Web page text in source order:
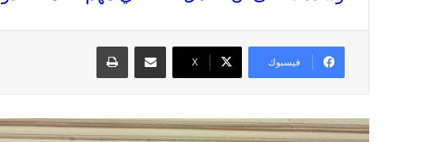
فيسبوك X
مشاركة عبر البريد طباعة